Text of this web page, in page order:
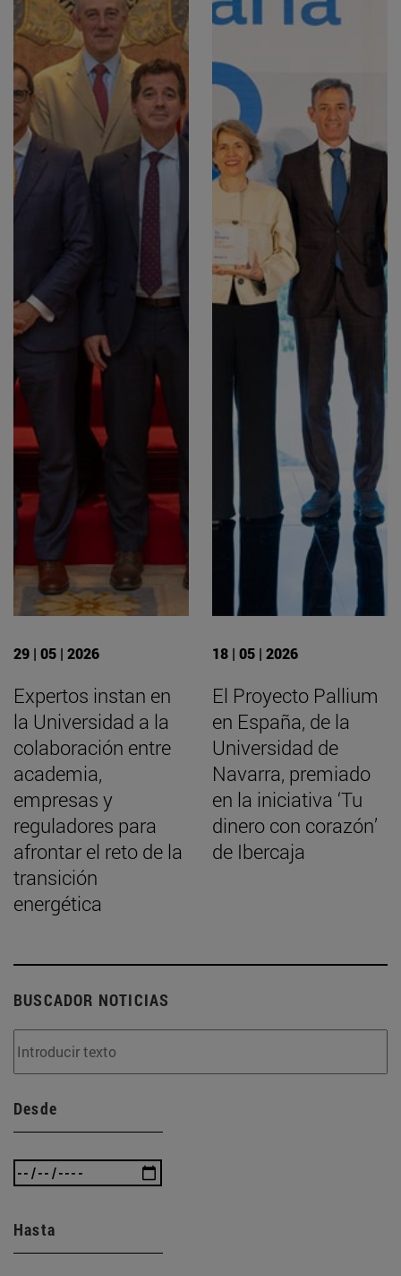
29 | 05 | 2026
Expertos instan en
la Universidad a la
colaboración entre
academia,
empresas y
reguladores para
afrontar el reto de la
transición
energética
18 | 05 | 2026
El Proyecto Pallium
en España, de la
Universidad de
Navarra, premiado
en la iniciativa ‘Tu
dinero con corazón’
de Ibercaja
BUSCADOR NOTICIAS
Desde
Hasta